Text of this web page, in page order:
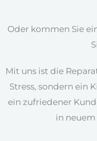
Oder kommen Sie
Mit uns ist die
Stress, sondern ein
ein zufriedener
in neuem